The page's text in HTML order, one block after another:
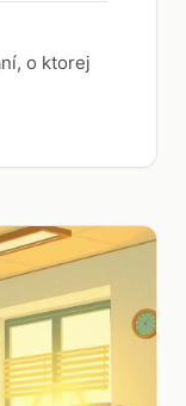
o ktorej